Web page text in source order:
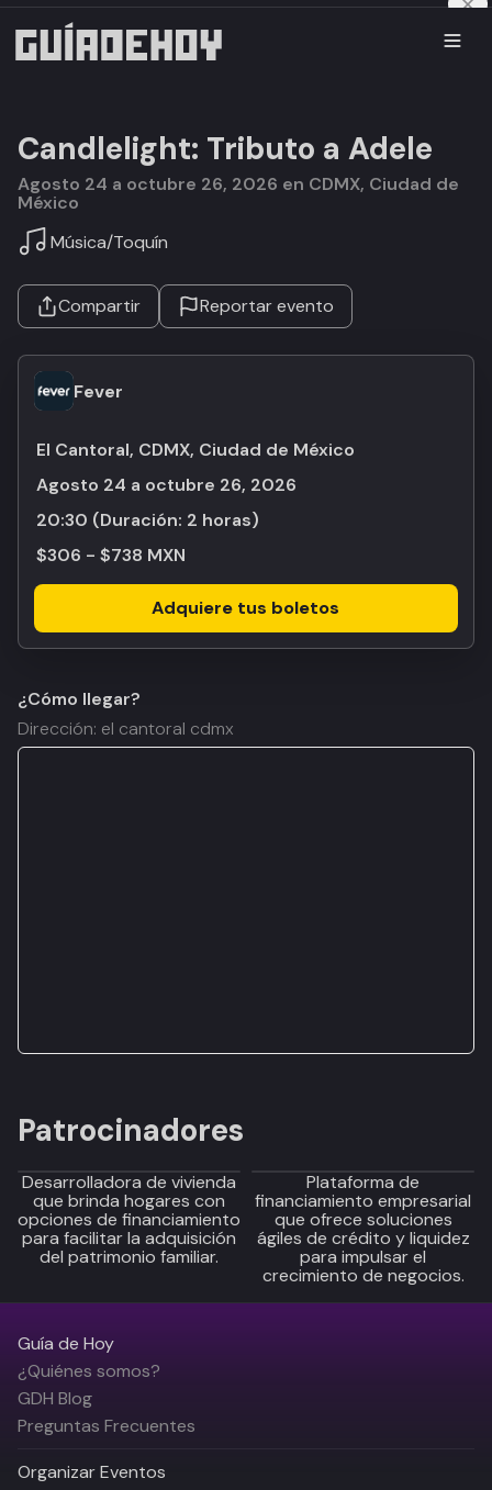
Candlelight: Tributo a Adele
agosto 24 a octubre 26, 2026 en CDMX, Ciudad de
México
Música/Toquín
Compartir Reportar evento
Fever
El Cantoral, CDMX, Ciudad de México
agosto 24 a octubre 26, 2026
20:30 (Duración: 2 horas)
$306 - $738 MXN
Adquiere tus boletos
¿Cómo llegar?
Dirección: el cantoral cdmx
Patrocinadores
Desarrolladora de vivienda
que brinda hogares con
opciones de financiamiento
para facilitar la adquisición
del patrimonio familiar.
Plataforma de
financiamiento empresarial
que ofrece soluciones
ágiles de crédito y liquidez
para impulsar el
crecimiento de negocios.
Guía de Hoy
¿Quiénes somos?
GDH Blog
Preguntas Frecuentes
Organizar Eventos